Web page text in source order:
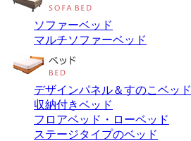
ソファーベッド
マルチソファーベッド
デザインパネル＆すのこベッド
収納付きベッド
フロアベッド・ローベッド
ステージタイプのベッド